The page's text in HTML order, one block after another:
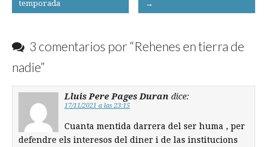
navigation
temporada →
3 comentarios por “Rehenes en tierra de
nadie”
Lluis Pere Pages Duran dice:
17/11/2021 a las 23:15
Cuanta mentida darrera del ser huma , per
defendre els interesos del diner i de las institucions